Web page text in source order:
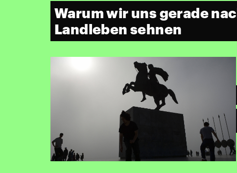
Warum wir uns gerade
Landleben sehnen